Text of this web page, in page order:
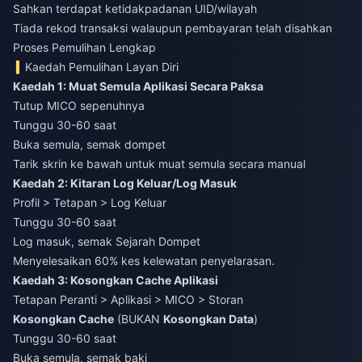
Sahkan terdapat ketidakpadanan UID/wilayah
Tiada rekod transaksi walaupun pembayaran telah disahkan
Proses Pemulihan Lengkap
Kaedah Pemulihan Layan Diri
Kaedah 1: Muat Semula Aplikasi Secara Paksa
Tutup MICO sepenuhnya
Tunggu 30-60 saat
Buka semula, semak dompet
Tarik skrin ke bawah untuk muat semula secara manual
Kaedah 2: Kitaran Log Keluar/Log Masuk
Profil > Tetapan > Log Keluar
Tunggu 30-60 saat
Log masuk, semak Sejarah Dompet
Menyelesaikan 60% kes kelewatan penyelarasan.
Kaedah 3: Kosongkan Cache Aplikasi
Tetapan Peranti > Aplikasi > MICO > Storan
Kosongkan Cache (BUKAN Kosongkan Data)
Tunggu 30-60 saat
Buka semula, semak baki